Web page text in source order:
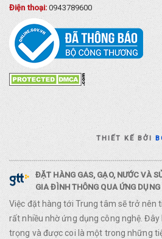
Điện thoại:0943789600
THIẾT KẾ BỞI
ĐẶT HÀNG GAS, GẠO, NƯỚC VÀ
GIA ĐÌNH THÔNG QUA ỨNG DỤNG
Việc đặt hàng tới Trung tâm sẽ trở nên
rất nhiều nhờ ứng dụng công nghệ. Đây
trọng và được coi là một trong những